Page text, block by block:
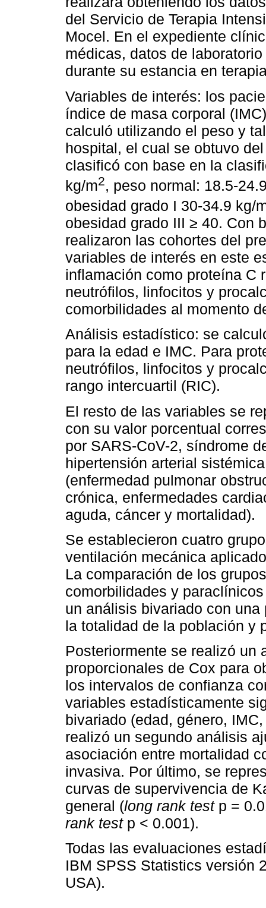
del Servicio de Terapia
Mocel. En el expediente
médicas, datos de
durante su estancia en
Variables de interés: los
índice de masa corporal
calculó utilizando el peso y
hospital, el cual se obtuvo
clasificó con base en la
kg/m2, peso normal: 18.5-
obesidad grado I 30-34.9 kg/
obesidad grado III ≥ 40. Con
realizaron las cohortes del
variables de interés en este
inflamación como proteína C
neutrófilos, linfocitos y
comorbilidades al momento
Análisis estadístico: se
para la edad e IMC. Para
neutrófilos, linfocitos y
rango intercuartil (RIC).
El resto de las variables se
con su valor porcentual
por SARS-CoV-2, síndrome
hipertensión arterial
(enfermedad pulmonar
crónica, enfermedades
aguda, cáncer y mortalidad).
Se establecieron cuatro
ventilación mecánica
La comparación de los
comorbilidades y
un análisis bivariado con
la totalidad de la población y
Posteriormente se realizó un
proporcionales de Cox para
los intervalos de confianza
variables estadísticamente
bivariado (edad, género,
realizó un segundo análisis
asociación entre mortalidad
invasiva. Por último, se
curvas de supervivencia de
general (long rank testp =
rank testp < 0.001).
Todas las evaluaciones
IBM SPSS Statistics versión
USA).